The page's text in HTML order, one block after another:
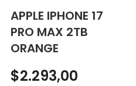
APPLE IPHONE 17
PRO MAX 2TB
ORANGE
6GB/128GB SANDY
PURPLE
$154,00
WATCH 5 LITE BLACK
$65,00
$2.293,00